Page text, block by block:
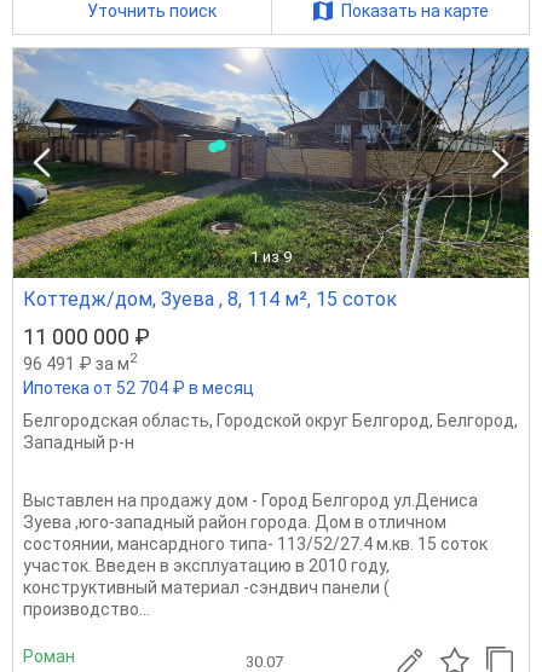
Уточнить поиск Показать на карте
1 из 9
Коттедж/дом, Зуева , 8, 114 м², 15 соток
11 000 000 ₽
96 491 ₽ за м2
Ипотека от 52 704 ₽ в месяц
Белгородская область, Городской округ Белгород, Белгород,
Западный р-н
Выставлен на продажу дом - Город Белгород ул.Дениса
Зуева ,юго-западный район города. Дом в отличном
состоянии, мансардного типа- 113/52/27.4 м.кв. 15 соток
участок. Введен в эксплуатацию в 2010 году,
конструктивный материал -сэндвич панели (
производство...
Роман 30.07